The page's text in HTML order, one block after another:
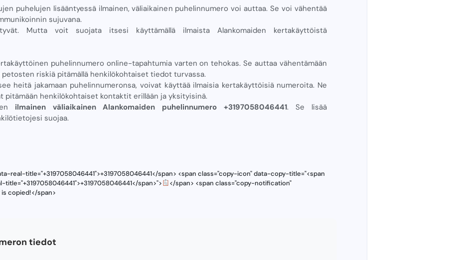
puhelujen lisääntyessä ilmainen, väliaikainen puhelinnumero voi auttaa. Se voi vähentää
sujuvana.
Mutta voit suojata itsesi käyttämällä ilmaista Alankomaiden kertakäyttöistä
puhelinnumero online-tapahtumia varten on tehokas. Se auttaa vähentämään
riskiä pitämällä henkilökohtaiset tiedot turvassa.
heitä jakamaan puhelinnumeronsa, voivat käyttää ilmaisia ​​kertakäyttöisiä numeroita. Ne
pitämään henkilökohtaiset kontaktit erillään ja yksityisinä.
ilmainen väliaikainen Alankomaiden puhelinnumero +3197058046441. Se lisää
suojaa.
real-title="+3197058046441">+3197058046441</span> <span class="copy-icon" data-copy-title="<span
span>">
</span> <span class="copy-notification"
copied!</span>
tiedot